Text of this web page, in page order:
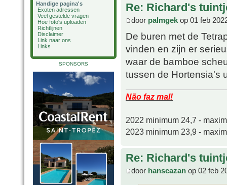
Handige pagina's
Exoten adressen
Veel gestelde vragen
Hoe foto's uploaden
Richtlijnen
Disclaimer
Link naar ons
Links
SPONSORS
Re: Richard's
door palmgek op 01 feb
De buren met de
vinden en zijn er
waar de bamboe
tussen de Hortensia's
Não faz mal!
2022 minimum 24,7 -
2023 minimum 23,9 -
Re: Richard's
door hanscazan op 02 feb